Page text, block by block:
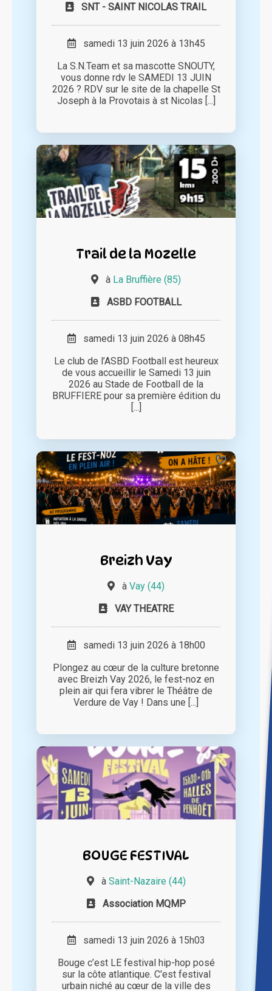
SNT - SAINT NICOLAS TRAIL
samedi 13 juin 2026 à 13h45
La S.N.Team et sa mascotte SNOUTY,
vous donne rdv le SAMEDI 13 JUIN
2026 ? RDV sur le site de la chapelle St
Joseph à la Provotais à st Nicolas [...]
Trail de la Mozelle
à La Bruffière (85)
ASBD FOOTBALL
samedi 13 juin 2026 à 08h45
Le club de l’ASBD Football est heureux
de vous accueillir le Samedi 13 juin
2026 au Stade de Football de la
BRUFFIERE pour sa première édition du
[...]
Breizh Vay
à Vay (44)
VAY THEATRE
samedi 13 juin 2026 à 18h00
Plongez au cœur de la culture bretonne
avec Breizh Vay 2026, le fest-noz en
plein air qui fera vibrer le Théâtre de
Verdure de Vay ! Dans une [...]
BOUGE FESTIVAL
à Saint-Nazaire (44)
Association MQMP
samedi 13 juin 2026 à 15h03
Bouge c’est LE festival hip-hop posé
sur la côte atlantique. C'est festival
urbain niché au cœur de la ville des